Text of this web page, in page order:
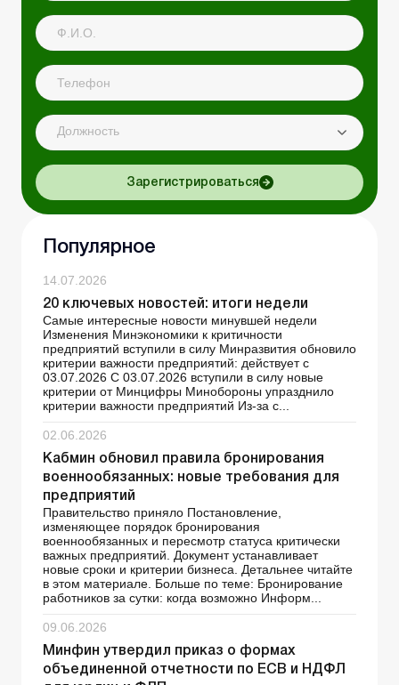
Должность
Зарегистрироваться
Популярное
14.07.2026
20 ключевых новостей: итоги недели
Самые интересные новости минувшей недели
Изменения Минэкономики к критичности
предприятий вступили в силу Минразвития обновило
критерии важности предприятий: действует с
03.07.2026 С 03.07.2026 вступили в силу новые
критерии от Минцифры Минобороны упразднило
критерии важности предприятий Из-за с...
02.06.2026
Кабмин обновил правила бронирования
военнообязанных: новые требования для
предприятий
Правительство приняло Постановление,
изменяющее порядок бронирования
военнообязанных и пересмотр статуса критически
важных предприятий. Документ устанавливает
новые сроки и критерии бизнеса. Детальнее читайте
в этом материале. Больше по теме: Бронирование
работников за сутки: когда возможно Информ...
09.06.2026
Минфин утвердил приказ о формах
объединенной отчетности по ЕСВ и НДФЛ